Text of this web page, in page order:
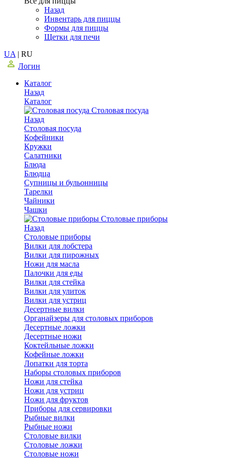
Назад
Инвентарь для пиццы
Формы для пиццы
Щетки для печи
UA | RU
Логин
Каталог
Назад
Каталог
Столовая посуда
Назад
Столовая посуда
Кофейники
Кружки
Салатники
Блюда
Блюдца
Супницы и бульонницы
Тарелки
Чайники
Чашки
Cтоловые приборы
Назад
Cтоловые приборы
Вилки для лобстера
Вилки для пирожных
Ножи для масла
Палочки для еды
Вилки для стейка
Вилки для улиток
Вилки для устриц
Десертные вилки
Органайзеры для столовых приборов
Десертные ложки
Десертные ножи
Коктейльные ложки
Кофейные ложки
Лопатки для торта
Наборы столовых приборов
Ножи для стейка
Ножи для устриц
Ножи для фруктов
Приборы для сервировки
Рыбные вилки
Рыбные ножи
Столовые вилки
Столовые ложки
Столовые ножи